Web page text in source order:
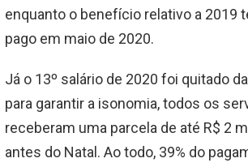
enquanto o benefício relativo a 2019
pago em maio de 2020.
Já o 13º salário de 2020 foi quitado
para garantir a isonomia, todos os
receberam uma parcela de até R$ 2
antes do Natal. Ao todo, 39% do